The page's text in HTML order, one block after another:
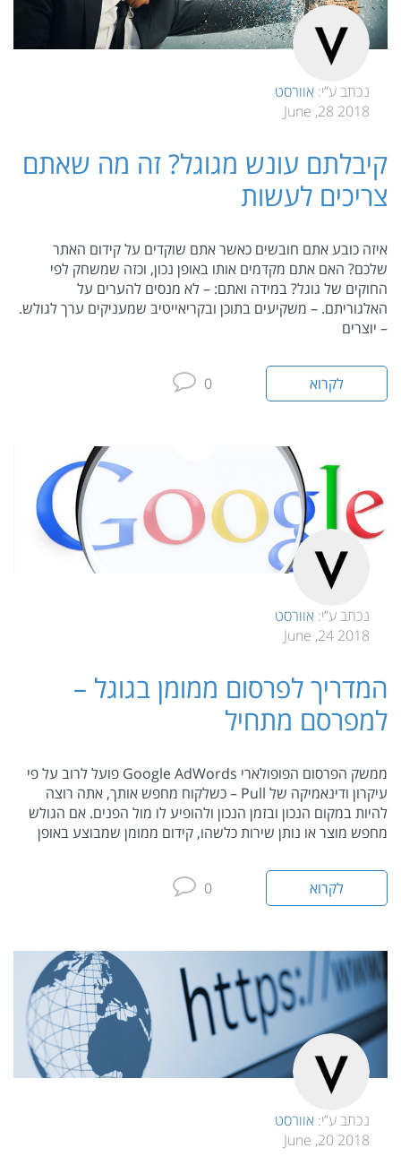
נכתב ע”י: אוורסט
2018 28, June
קיבלתם עונש מגוגל? זה מה שאתם
צריכים לעשות
איזה כובע אתם חובשים כאשר אתם שוקדים על קידום האתר
שלכם? האם אתם מקדמים אותו באופן נכון, וכזה שמשחק לפי
החוקים של גוגל? במידה ואתם: – לא מנסים להערים על
האלגוריתם. – משקיעים בתוכן ובקריאייטיב שמעניקים ערך לגולש.
– יוצרים
לקרוא 0
נכתב ע”י: אוורסט
2018 24, June
המדריך לפרסום ממומן בגוגל –
למפרסם מתחיל
ממשק הפרסום הפופולארי Google AdWords פועל לרוב על פי
עיקרון ודינאמיקה של Pull – כשלקוח מחפש אותך, אתה רוצה
להיות במקום הנכון ובזמן הנכון ולהופיע לו מול הפנים. אם הגולש
מחפש מוצר או נותן שירות כלשהו, קידום ממומן שמבוצע באופן
לקרוא 0
נכתב ע”י: אוורסט
2018 20, June